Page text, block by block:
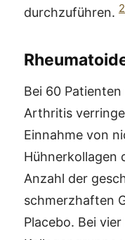
durchzuführen.
Bei 60
Arthritis
Einnahme von
Hühnerkollagen
Anzahl der
schmerzhaften
Placebo. Bei